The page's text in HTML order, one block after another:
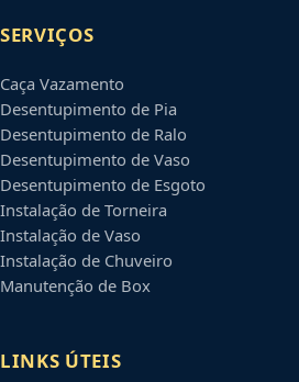
SERVIÇOS
Caça Vazamento
Desentupimento de Pia
Desentupimento de Ralo
Desentupimento de Vaso
Desentupimento de Esgoto
Instalação de Torneira
Instalação de Vaso
Instalação de Chuveiro
Manutenção de Box
LINKS ÚTEIS